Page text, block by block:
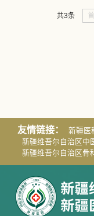
共3条
友情链接： 新疆医
新疆维吾尔自治区中
新疆维吾尔自治区骨